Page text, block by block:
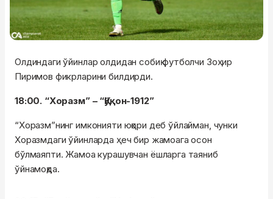
Олдиндаги ўйинлар олдидан собиқ футболчи Зоҳир
Пиримов фикрларини билдирди.
18:00. “Хоразм” – “Қўқон-1912”
“Хоразм”нинг имконияти юқори деб ўйлайман, чунки
Хоразмдаги ўйинларда ҳеч бир жамоага осон
бўлмаяпти. Жамоа курашувчан ёшларга таяниб
ўйнамоқда.